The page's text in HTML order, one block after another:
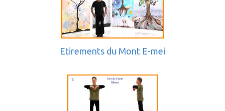
Etirements du Mont E-mei